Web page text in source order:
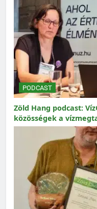
PODCAST
Zöld Hang podcast:
közösségek a